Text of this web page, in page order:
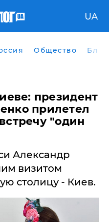
UA
Общество
президент
прилетел
"один
Александр
визитом
столицу - Киев.